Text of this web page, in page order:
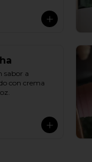
sabor a
con crema